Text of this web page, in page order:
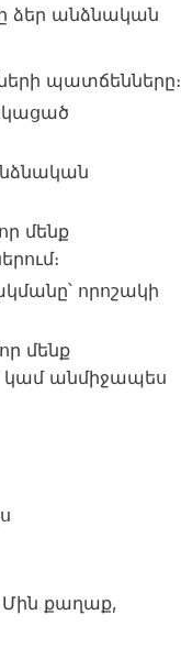
ձեր անձնական
պատճենները։
մենք
որոշակի
մենք
կամ անմիջապես
Մին քաղաք,